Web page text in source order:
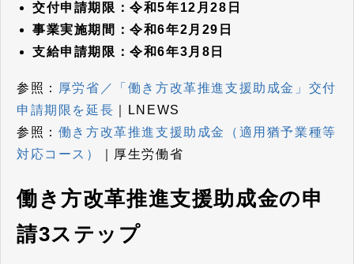
交付申請期限：令和5年12月28日
事業実施期間：令和6年2月29日
支給申請期限：令和6年3月8日
参照：
厚労省／「働き方改革推進支援助成金」交付
申請期限を延長 ｜LNEWS
参照： 働き方改革推進支援助成金（適用猶予業種等
対応コース）
｜厚生労働省
働き方改革推進支援助成金の申
請3ステップ